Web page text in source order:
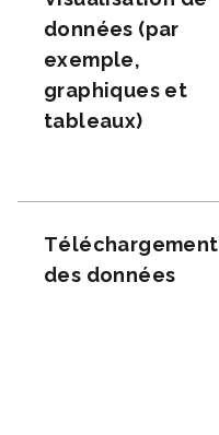
données (par
exemple,
graphiques et
tableaux)
Téléchargement
des données